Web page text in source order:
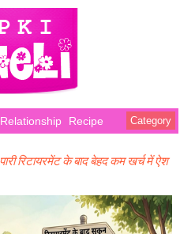
Relationship Recipe Category
रिटायरमेंट के बाद बेहद कम खर्च में ऐश